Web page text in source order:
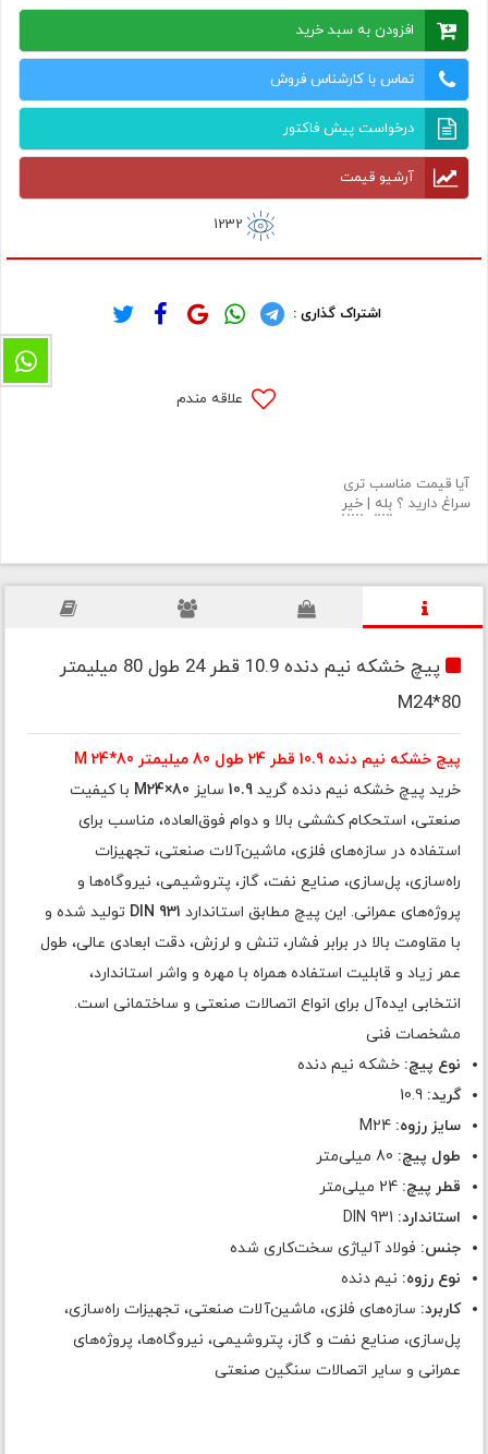
افزودن به سبد خرید
تماس با کارشناس فروش
درخواست پیش فاکتور
آرشیو قیمت
1232
اشتراک گذاری :
علاقه مندم
آیا قیمت مناسب تری
سراغ دارید ؟ بله | خیر
پیچ خشکه نیم دنده 10.9 قطر 24 طول 80 میلیمتر
M24*80
پیچ خشکه نیم دنده 10.9 قطر 24 طول 80 میلیمتر M 24*80
خرید پیچ خشکه نیم دنده گرید10.9 سایز M24×80 با کیفیت
صنعتی، استحکام کششی بالا و دوام فوق‌العاده، مناسب برای
استفاده در سازه‌های فلزی، ماشین‌آلات صنعتی، تجهیزات
راه‌سازی، پل‌سازی، صنایع نفت، گاز، پتروشیمی، نیروگاه‌ها و
پروژه‌های عمرانی. این پیچ مطابق استاندارد DIN 931 تولید شده و
با مقاومت بالا در برابر فشار، تنش و لرزش، دقت ابعادی عالی، طول
عمر زیاد و قابلیت استفاده همراه با مهره و واشر استاندارد،
انتخابی ایده‌آل برای انواع اتصالات صنعتی و ساختمانی است.
مشخصات فنی
نوع پیچ: خشکه نیم دنده
گرید: 10.9
سایز رزوه: M24
طول پیچ:
قطر پیچ: 24 میلی‌متر
استاندارد:
جنس: فولاد آلیاژی سخت‌کاری شده
نوع رزوه: نیم دنده
کاربرد: سازه‌های فلزی، ماشین‌آلات صنعتی، تجهیزات راه‌سازی،
پل‌سازی، صنایع نفت و گاز، پتروشیمی، نیروگاه‌ها، پروژه‌های
عمرانی و سایر اتصالات سنگین صنعتی